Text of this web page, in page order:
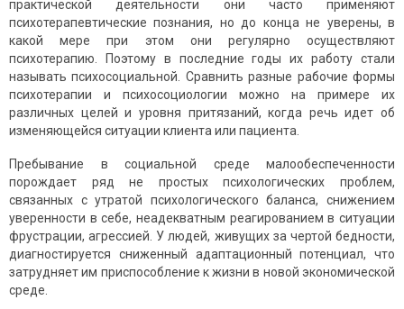
практической деятельности они часто применяют
психотерапевтические познания, но до конца не уверены, в
какой мере при этом они регулярно осуществляют
психотерапию. Поэтому в последние годы их работу стали
называть психосоциальной. Сравнить разные рабочие формы
психотерапии и психосоциологии можно на примере их
различных целей и уровня притязаний, когда речь идет об
изменяющейся ситуации клиента или пациента.
Пребывание в социальной среде малообеспеченности
порождает ряд не простых психологических проблем,
связанных с утратой психологического баланса, снижением
уверенности в себе, неадекватным реагированием в ситуации
фрустрации, агрессией. У людей, живущих за чертой бедности,
диагностируется сниженный адаптационный потенциал, что
затрудняет им приспособление к жизни в новой экономической
среде.